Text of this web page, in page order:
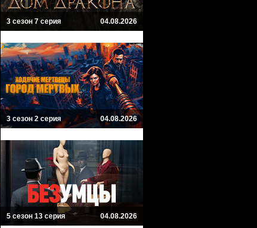
7.8
Что если?..
What If...? Peacemaker
3 сезон 7 серия 04.08.2026
3 сезон 2 серия 04.08.2026
5 сезон 13 серия 04.08.2026